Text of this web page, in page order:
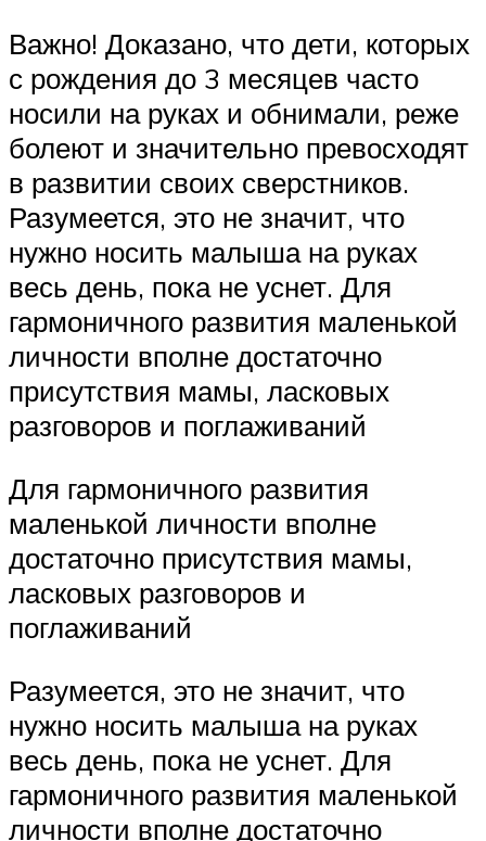
Важно! Доказано, что дети, которых
с рождения до 3 месяцев часто
носили на руках и обнимали, реже
болеют и значительно превосходят
в развитии своих сверстников.
Разумеется, это не значит, что
нужно носить малыша на руках
весь день, пока не уснет. Для
гармоничного развития маленькой
личности вполне достаточно
присутствия мамы, ласковых
разговоров и поглаживаний
Для гармоничного развития
маленькой личности вполне
достаточно присутствия мамы,
ласковых разговоров и
поглаживаний
Разумеется, это не значит, что
нужно носить малыша на руках
весь день, пока не уснет. Для
гармоничного развития маленькой
личности вполне достаточно